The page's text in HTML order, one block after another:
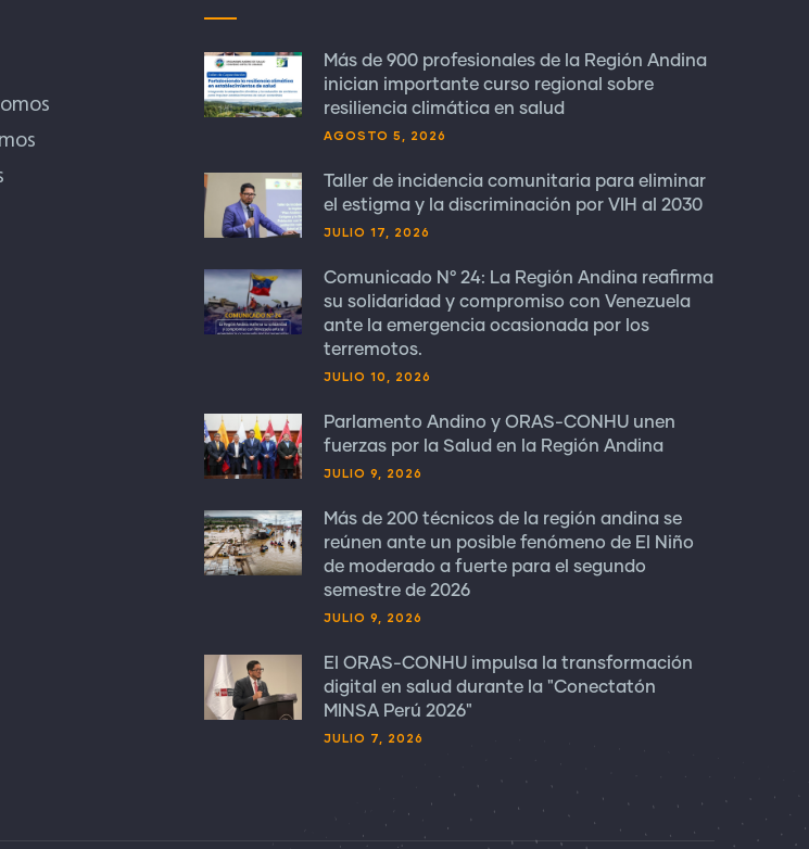
Más de 900 profesionales de la Región Andina
inician importante curso regional sobre
resiliencia climática en salud
AGOSTO 5, 2026
Taller de incidencia comunitaria para eliminar
el estigma y la discriminación por VIH al 2030
JULIO 17, 2026
Comunicado N° 24: La Región Andina reafirma
su solidaridad y compromiso con Venezuela
ante la emergencia ocasionada por los
terremotos.
JULIO 10, 2026
Parlamento Andino y ORAS-CONHU unen
fuerzas por la Salud en la Región Andina
JULIO 9, 2026
Más de 200 técnicos de la región andina se
reúnen ante un posible fenómeno de El Niño
de moderado a fuerte para el segundo
semestre de 2026
JULIO 9, 2026
El ORAS-CONHU impulsa la transformación
digital en salud durante la "Conectatón
MINSA Perú 2026"
JULIO 7, 2026